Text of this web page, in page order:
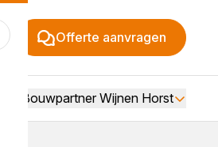
Offerte aanvragen
Bouwpartner Wijnen Horst